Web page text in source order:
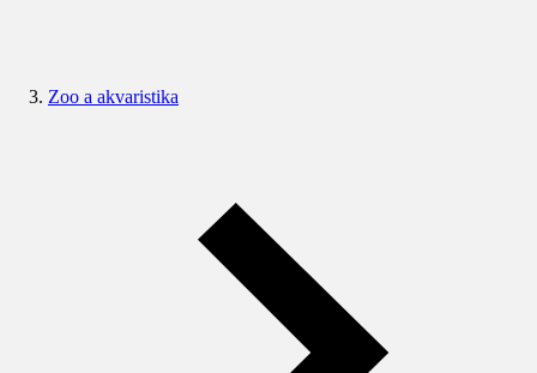
Zoo a akvaristika